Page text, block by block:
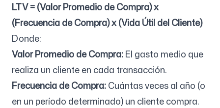
LTV = (Valor Promedio de Compra) x
(Frecuencia de Compra) x (Vida Útil del Cliente)
Donde:
Valor Promedio de Compra:El gasto medio que
realiza un cliente en cada transacción.
Frecuencia de Compra:Cuántas veces al año (o
en un período determinado) un cliente compra.